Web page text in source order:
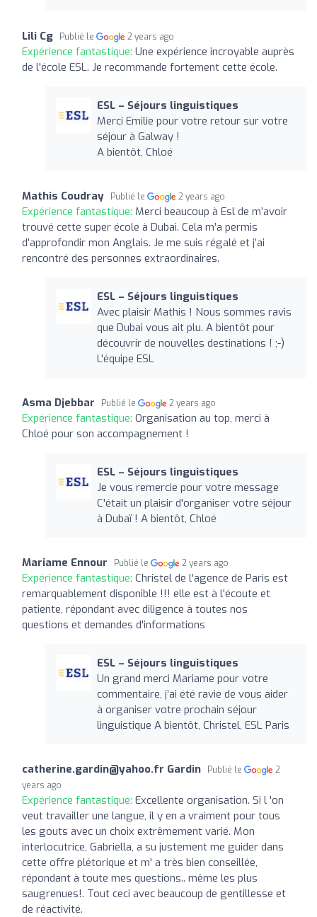
Lili Cg Publié le 2 years ago
Expérience fantastique: Une expérience incroyable auprès
de l'école ESL. Je recommande fortement cette école.
ESL – Séjours linguistiques
Merci Emilie pour votre retour sur votre
séjour à Galway !
A bientôt, Chloé
Mathis Coudray Publié le 2 years ago
Expérience fantastique: Merci beaucoup à Esl de m’avoir
trouvé cette super école à Dubai. Cela m’a permis
d’approfondir mon Anglais. Je me suis régalé et j’ai
rencontré des personnes extraordinaires.
ESL – Séjours linguistiques
Avec plaisir Mathis ! Nous sommes ravis
que Dubai vous ait plu. A bientôt pour
découvrir de nouvelles destinations ! ;-)
L'équipe ESL
Asma Djebbar Publié le 2 years ago
Expérience fantastique: Organisation au top, merci à
Chloé pour son accompagnement !
ESL – Séjours linguistiques
Je vous remercie pour votre message
C'était un plaisir d'organiser votre séjour
à Dubaï ! A bientôt, Chloé
Mariame Ennour Publié le 2 years ago
Expérience fantastique: Christel de l'agence de Paris est
remarquablement disponible !!! elle est à l'écoute et
patiente, répondant avec diligence à toutes nos
questions et demandes d'informations
ESL – Séjours linguistiques
Un grand merci Mariame pour votre
commentaire, j’ai été ravie de vous aider
à organiser votre prochain séjour
linguistique A bientôt, Christel, ESL Paris
catherine.gardin@yahoo.fr Gardin Publié le
2
years ago
Expérience fantastique: Excellente organisation. Si l 'on
veut travailler une langue, il y en a vraiment pour tous
les gouts avec un choix extrêmement varié. Mon
interlocutrice, Gabriella, a su justement me guider dans
cette offre plétorique et m' a très bien conseillée,
répondant à toute mes questions.. même les plus
saugrenues!. Tout ceci avec beaucoup de gentillesse et
de réactivité.